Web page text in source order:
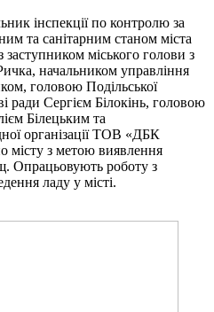
інспекції по контролю за
та санітарним станом міста
міського голови з
начальником управління
головою Подільської
ради Сергієм Білокінь, головою
Білецьким та
організації ТОВ «ДБК
місту з метою виявлення
Опрацьовують роботу з
ладу у місті.